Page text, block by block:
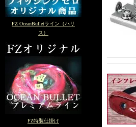
FZ OceanBulletライン（ハリ
ス）
FZ特製仕掛け